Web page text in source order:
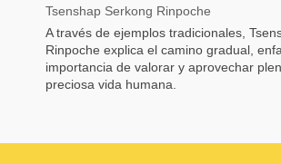
Tsenshap Serkong Rinpoche
A través de ejemplos tradicionales,
Rinpoche explica el camino gradual,
importancia de valorar y aprovechar
preciosa vida humana.